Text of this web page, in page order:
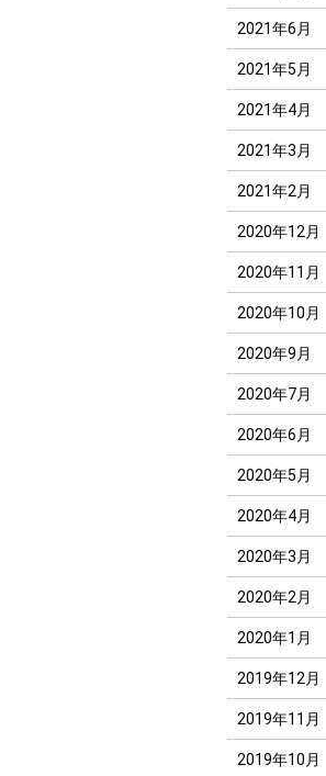
2021年6月
2021年5月
2021年4月
2021年3月
2021年2月
2020年12月
2020年11月
2020年10月
2020年9月
2020年7月
2020年6月
2020年5月
2020年4月
2020年3月
2020年2月
2020年1月
2019年12月
2019年11月
2019年10月